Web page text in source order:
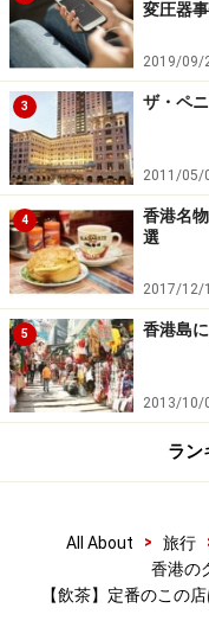
変圧器
2019/09/
3 ザ・ペ
2011/05/
4
香港名
選
2017/12/
5 香港島
2013/10/
ラン
All About > 旅行
香港の
【飲茶】定番のこの